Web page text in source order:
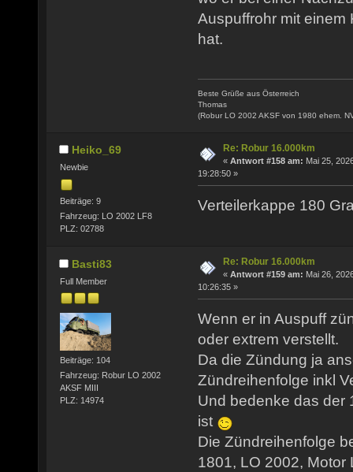
Auspuffrohr mit
hat.
Beste Grüße aus Österreich
Thomas
(Robur LO 2002 AKSF von 1980 ehem.
Heiko_69
Newbie
Beiträge: 9
Fahrzeug: LO 2002 LF8
PLZ: 02788
Re: Robur 16.000km
« Antwort #158 am: Mai 25,
19:28:50 »
Verteilerkappe 180
Basti83
Full Member
Beiträge: 104
Fahrzeug: Robur LO 2002
AKSF MIII
PLZ: 14974
Re: Robur 16.000km
« Antwort #159 am: Mai 26,
10:26:35 »
Wenn er in Auspuff
oder extrem verstellt.
Da die Zündung ja
Zündreihenfolge inkl
Und bedenke das der
ist
Die Zündreihenfolge
1801, LO 2002, Motor